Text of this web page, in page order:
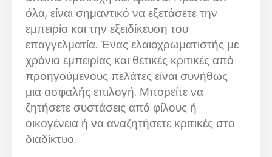
όλα, είναι σημαντικό να εξετάσετε την
εμπειρία και την εξειδίκευση του
επαγγελματία. Ένας ελαιοχρωματιστής με
χρόνια εμπειρίας και θετικές κριτικές από
προηγούμενους πελάτες είναι συνήθως
μια ασφαλής επιλογή. Μπορείτε να
ζητήσετε συστάσεις από φίλους ή
οικογένεια ή να αναζητήσετε κριτικές στο
διαδίκτυο.